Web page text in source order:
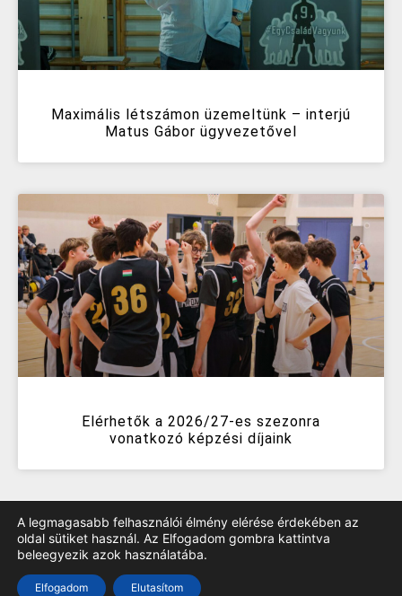
Maximális létszámon üzemeltünk – interjú
Matus Gábor ügyvezetővel
Elérhetők a 2026/27-es szezonra
vonatkozó képzési díjaink
A legmagasabb felhasználói élmény elérése érdekében az
oldal sütiket használ. Az Elfogadom gombra kattintva
beleegyezik azok használatába.
Elfogadom Elutasítom